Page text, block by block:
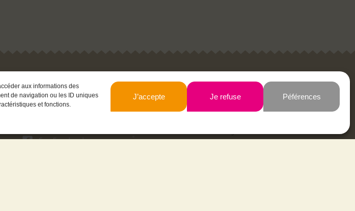
aux informations des
de navigation ou les ID uniques
et fonctions.
J’accepte Je refuse Péférences
Livraison avec
Sur Facebook
Newsletter